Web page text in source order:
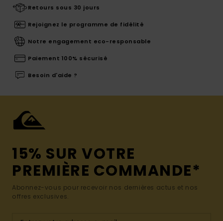
Retours sous 30 jours
Rejoignez le programme de fidélité
Notre engagement eco-responsable
Paiement 100% sécurisé
Besoin d'aide ?
15% SUR VOTRE
PREMIÈRE COMMANDE*
Abonnez-vous pour recevoir nos dernières actus et nos
offres exclusives.